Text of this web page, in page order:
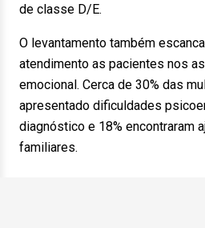
de classe D/E.
O levantamento também
atendimento as pacientes nos
emocional. Cerca de 30% das
apresentado dificuldades
diagnóstico e 18% encontraram
familiares.